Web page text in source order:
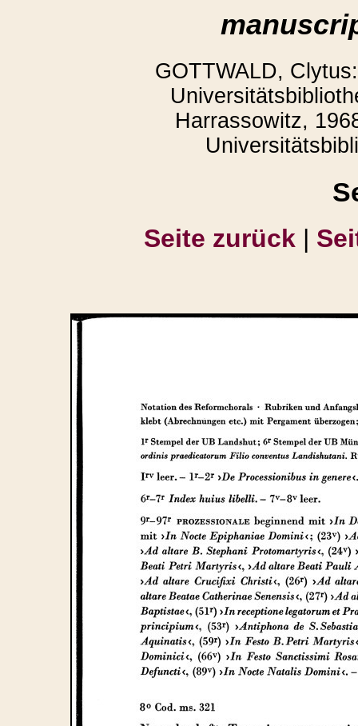
GOTTWALD,
Harrassowitz,
Seite zurück |